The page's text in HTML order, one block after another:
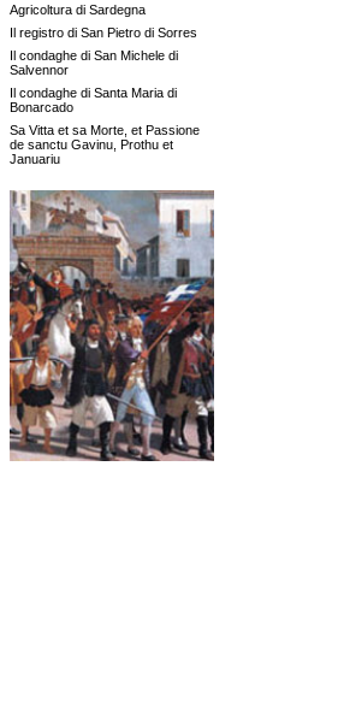
Agricoltura di Sardegna
Il registro di San Pietro di Sorres
Il condaghe di San Michele di
Salvennor
Il condaghe di Santa Maria di
Bonarcado
Sa Vitta et sa Morte, et Passione
de sanctu Gavinu, Prothu et
Januariu